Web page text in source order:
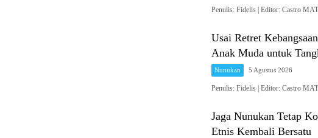
Penulis: Fidelis | Editor: Castro
Usai Retret
Anak Muda untuk
Nunukan 5 Agustus 2026
Penulis: Fidelis | Editor: Castro
Jaga Nunukan Tetap
Etnis Kembali Bersatu